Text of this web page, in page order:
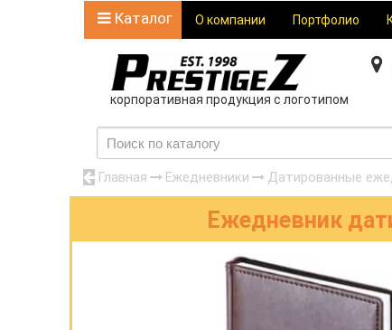
Каталог О компании Портфолио
корпоративная продукция с логотипом
Главная Ежедневники Датированные
Ежедневник